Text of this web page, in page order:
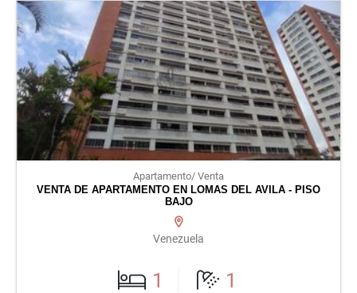
Apartamento/ Venta
VENTA DE APARTAMENTO EN LOMAS DEL AVILA - PISO
BAJO
Venezuela
1 1